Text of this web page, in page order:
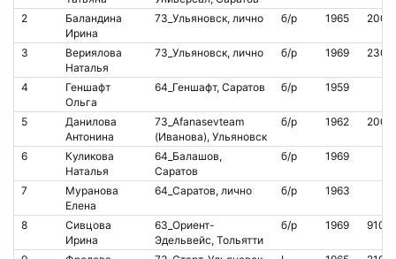
2
Баландина
Ирина
73_Ульяновск, лично б/р 1965
3
Вериялова
Наталья
73_Ульяновск, лично б/р 1969
4
Геншафт
Ольга
64_Геншафт, Саратов б/р 1959
5
Данилова
Антонина
73_Afanasevteam
(Иванова), Ульяновск
б/р 1962
6
Куликова
Наталья
64_Балашов,
Саратов
б/р 1969
7
Муранова
Елена
64_Саратов, лично б/р 1963
8
Сивцова
Ирина
63_Ориент-
Эдельвейс, Тольятти
б/р 1969